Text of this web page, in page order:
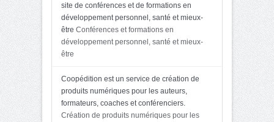
site de conférences et de formations en
développement personnel, santé et mieux-
être Conférences et formations en
développement personnel, santé et mieux-
être
Coopédition est un service de création de
produits numériques pour les auteurs,
formateurs, coaches et conférenciers.
Création de produits numériques pour les